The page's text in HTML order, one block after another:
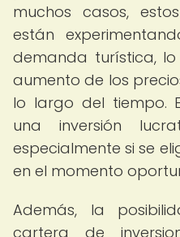
muchos casos,
están
demanda turística,
aumento de los
lo largo del tiempo.
una inversión
especialmente si se
en el momento
Además, la
cartera de